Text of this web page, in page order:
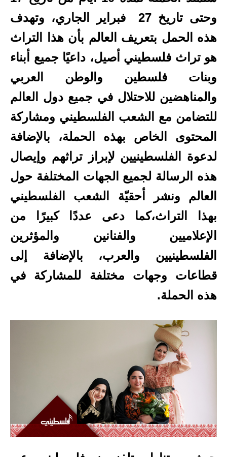
وحتى تاريخ 27 فبراير الجاري، وتهدف
هذه الحمل بتعريف العالم بأن هذا التراث
هو تراث فلسطيني أصيل، داعيًا جميع أبناء
وبنات فلسطين والوطن العربي
والمناهضين للاحتلال في جميع دول العالم
للتضامن مع الشعب الفلسطيني ومشاركة
المحتوى الخاص بهذه الحملة، بالإضافة
لدعوة الفلسطينيين لإبراز تراثهم وإيصال
هذه الرسالة لجميع الجهات المختلفة حول
العالم ونشر أحقيّة الشعب الفلسطيني
بهذا التراث،كما دعى عددًا كبيرًا من
الإعلاميين والفنانين والمؤثرين
الفلسطينيين والعرب، بالإضافة إلى
قطاعات وجهات مختلفة للمشاركة في
هذه الحملة.